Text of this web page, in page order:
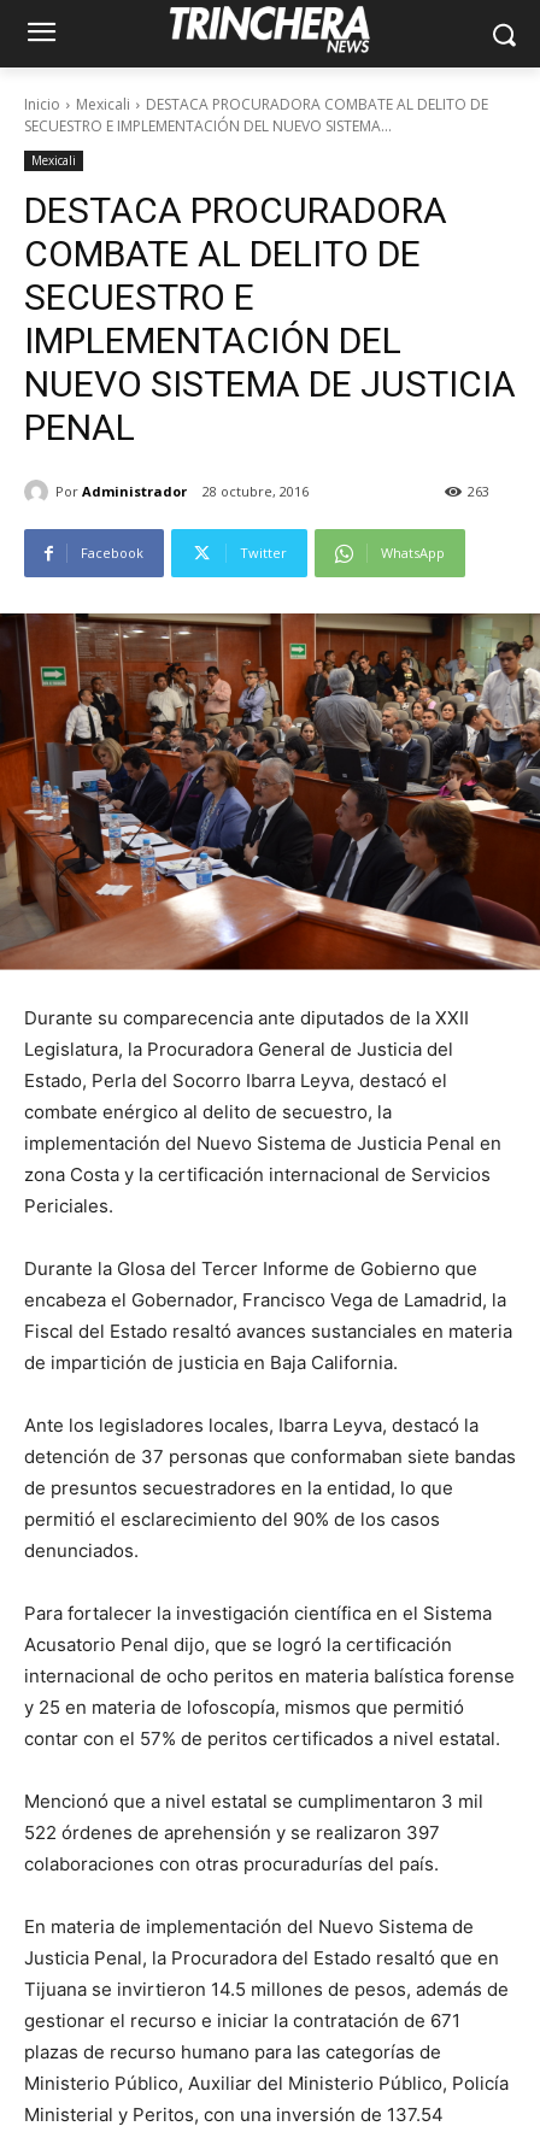
Inicio Mexicali
DESTACA PROCURADORA COMBATE AL DELITO DE
SECUESTRO E IMPLEMENTACIÓN DEL NUEVO SISTEMA...
Mexicali
DESTACA PROCURADORA
COMBATE AL DELITO DE
SECUESTRO E
IMPLEMENTACIÓN DEL
NUEVO SISTEMA DE JUSTICIA
PENAL
Por Administrador 28 octubre, 2016 263
Facebook Twitter WhatsApp
Durante su comparecencia ante diputados de la XXII
Legislatura, la Procuradora General de Justicia del
Estado, Perla del Socorro Ibarra Leyva, destacó el
combate enérgico al delito de secuestro, la
implementación del Nuevo Sistema de Justicia Penal en
zona Costa y la certificación internacional de Servicios
Periciales.
Durante la Glosa del Tercer Informe de Gobierno que
encabeza el Gobernador, Francisco Vega de Lamadrid, la
Fiscal del Estado resaltó avances sustanciales en materia
de impartición de justicia en Baja California.
Ante los legisladores locales, Ibarra Leyva, destacó la
detención de 37 personas que conformaban siete bandas
de presuntos secuestradores en la entidad, lo que
permitió el esclarecimiento del 90% de los casos
denunciados.
Para fortalecer la investigación científica en el Sistema
Acusatorio Penal dijo, que se logró la certificación
internacional de ocho peritos en materia balística forense
y 25 en materia de lofoscopía, mismos que permitió
contar con el 57% de peritos certificados a nivel estatal.
Mencionó que a nivel estatal se cumplimentaron 3 mil
522 órdenes de aprehensión y se realizaron 397
colaboraciones con otras procuradurías del país.
En materia de implementación del Nuevo Sistema de
Justicia Penal, la Procuradora del Estado resaltó que en
Tijuana se invirtieron 14.5 millones de pesos, además de
gestionar el recurso e iniciar la contratación de 671
plazas de recurso humano para las categorías de
Ministerio Público, Auxiliar del Ministerio Público, Policía
Ministerial y Peritos, con una inversión de 137.54